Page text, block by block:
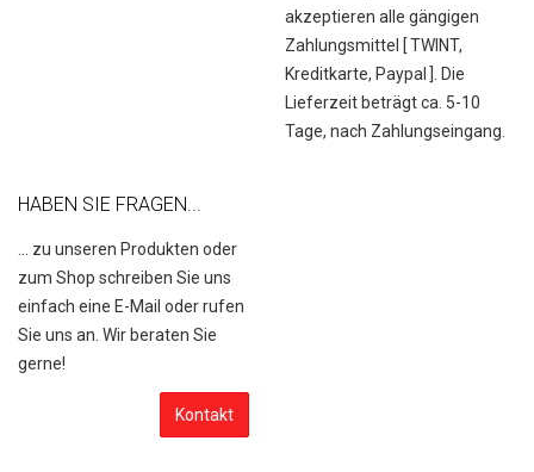
akzeptieren alle gängigen
Zahlungsmittel [TWINT,
Kreditkarte, Paypal
]. Die
Lieferzeit beträgt ca. 5-10
Tage, nach Zahlungseingang.
HABEN SIE FRAGEN...
... zu unseren Produkten oder
zum Shop schreiben Sie uns
einfach eine E-Mail oder rufen
Sie uns an. Wir beraten Sie
gerne!
Kontakt